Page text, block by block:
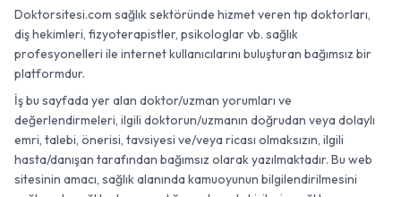
Doktorsitesi.com sağlık sektöründe hizmet veren tıp doktorları,
diş hekimleri, fizyoterapistler, psikologlar vb. sağlık
profesyonelleri ile internet kullanıcılarını buluşturan bağımsız bir
platformdur.
İş bu sayfada yer alan doktor/uzman yorumları ve
değerlendirmeleri, ilgili doktorun/uzmanın doğrudan veya dolaylı
emri, talebi, önerisi, tavsiyesi ve/veya ricası olmaksızın, ilgili
hasta/danışan tarafından bağımsız olarak yazılmaktadır. Bu web
sitesinin amacı, sağlık alanında kamuoyunun bilgilendirilmesini